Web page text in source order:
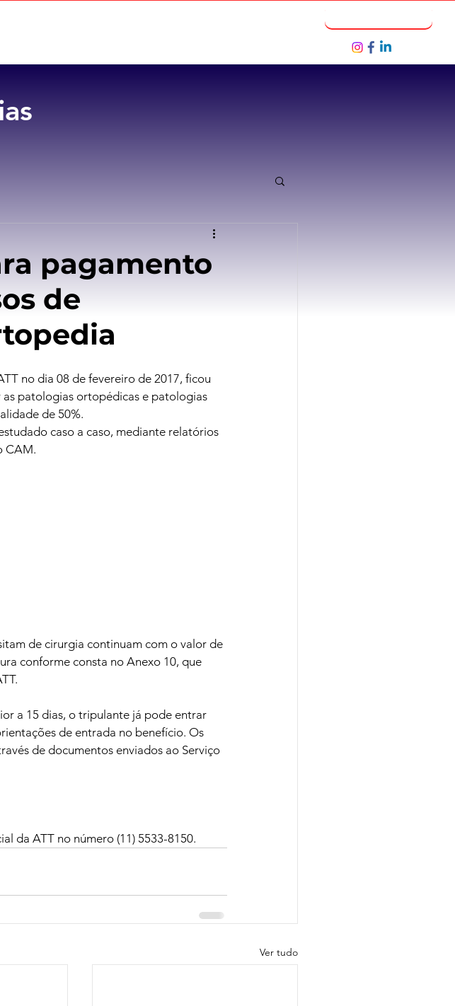
pagamento
de
no dia 08 de fevereiro de 2017, ficou
patologias ortopédicas e patologias
de 50%.
caso a caso, mediante relatórios
CAM.
de cirurgia continuam com o valor de
conforme consta no Anexo 10, que
a 15 dias, o tripulante já pode entrar
de entrada no benefício. Os
de documentos enviados ao Serviço
da ATT no número (11) 5533-8150.
Ver tudo